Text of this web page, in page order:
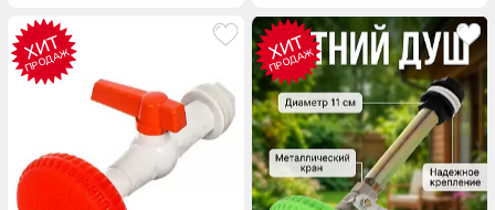
ХИТ
ПРОДАЖ ХИТ
ПРОДАЖ